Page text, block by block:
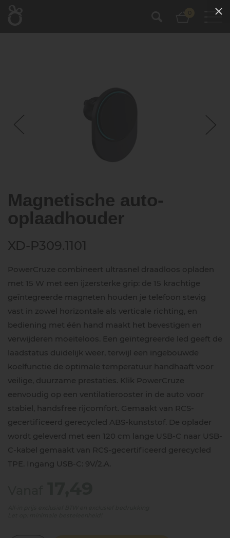
0
Magnetische auto-
oplaadhouder
XD-P309.1101
PowerCruze combineert ultrasnel draadloos opladen
met 15 W met een ijzersterke grip: de 15 krachtige
geïntegreerde magneten houden je telefoon stevig
vast in zowel horizontale als verticale richting, en
bediening met één hand maakt het bevestigen en
verwijderen moeiteloos. Een geïntegreerde led geeft de
laadstatus duidelijk weer, terwijl een ingebouwde
koelfunctie de optimale temperatuur handhaaft voor
veilige, duurzame prestaties. Klik PowerCruze
eenvoudig op een ventilatierooster in de auto voor
stabiel, handsfree rijcomfort. Gemaakt van RCS-
gecertificeerd gerecycled ABS-kunststof. De oplader
wordt geleverd met een 120 cm lange USB-C naar USB-
C-kabel gemaakt van RCS-gecertificeerd gerecycled
TPE. Ingang USB-C: 9V/2.A.